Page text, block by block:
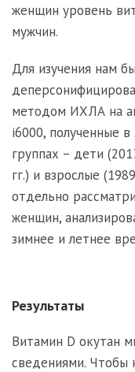
женщин уровень
мужчин.
Для изучения нам
методом ИХЛА на
i6000, полученные
группах – дети
гг.) и взрослые
отдельно
женщин,
зимнее и летнее
Результаты
Витамин D окутан
сведениями. Чтобы